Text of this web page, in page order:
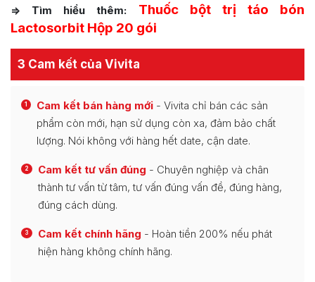
=> Tìm hiểu thêm: Thuốc bột trị táo bón
Lactosorbit Hộp 20 gói
3 Cam kết của Vivita
1 Cam kết bán hàng mới - Vivita chỉ bán các sản
phẩm còn mới, hạn sử dụng còn xa, đảm bảo chất
lượng. Nói không với hàng hết date, cận date.
2 Cam kết tư vấn đúng - Chuyên nghiệp và chân
thành tư vấn từ tâm, tư vấn đúng vấn đề, đúng hàng,
đúng cách dùng.
3 Cam kết chính hãng - Hoàn tiền 200% nếu phát
hiện hàng không chính hãng.